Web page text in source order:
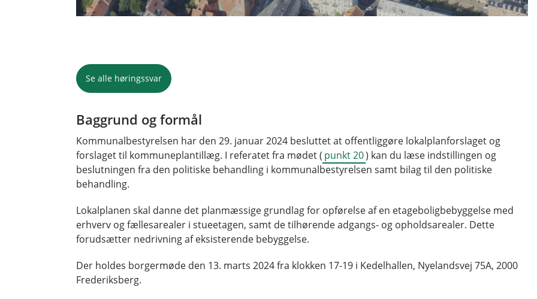
Se alle høringssvar
Baggrund og formål
Kommunalbestyrelsen har den 29. januar 2024 besluttet at offentliggøre lokalplanforslaget og
forslaget til kommuneplantillæg. I referatet fra mødet ( punkt 20) kan du læse indstillingen og
beslutningen fra den politiske behandling i kommunalbestyrelsen samt bilag til den politiske
behandling.
Lokalplanen skal danne det planmæssige grundlag for opførelse af en etageboligbebyggelse med
erhverv og fællesarealer i stueetagen, samt de tilhørende adgangs- og opholdsarealer. Dette
forudsætter nedrivning af eksisterende bebyggelse.
Der holdes borgermøde den 13. marts 2024 fra klokken 17-19 i Kedelhallen, Nyelandsvej 75A, 2000
Frederiksberg.